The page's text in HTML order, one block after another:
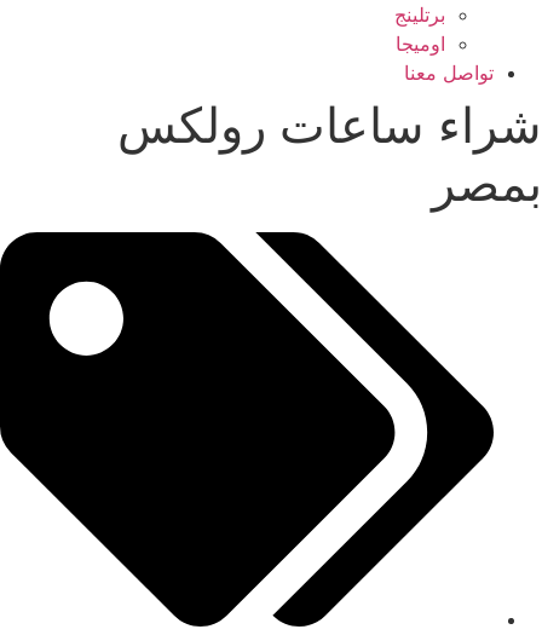
برتلينج
اوميجا
تواصل معنا
شراء ساعات رولكس
بمصر